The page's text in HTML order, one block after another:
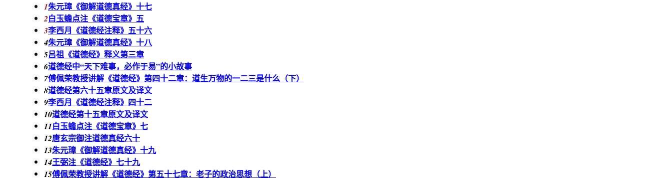
1朱元璋《御解道德真经》十七
2白玉蟾点注《道德宝章》五
3李西月《道德经注释》五十六
4朱元璋《御解道德真经》十八
5吕祖《道德经》释义第三章
6道德经中“天下难事，必作于易”的小故事
7傅佩荣教授讲解《道德经》第四十二章：道生万物的一二三是什么（下）
8道德经第六十五章原文及译文
9李西月《道德经注释》四十二
10道德经第十五章原文及译文
11白玉蟾点注《道德宝章》七
12唐玄宗御注道德真经六十
13朱元璋《御解道德真经》十九
14王弼注《道德经》七十九
15傅佩荣教授讲解《道德经》第五十七章：老子的政治思想（上）